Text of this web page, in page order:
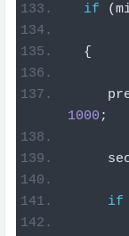
if (
{
1000 ;
if